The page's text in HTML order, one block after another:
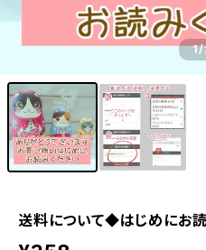
1/
送料について◆はじめにお